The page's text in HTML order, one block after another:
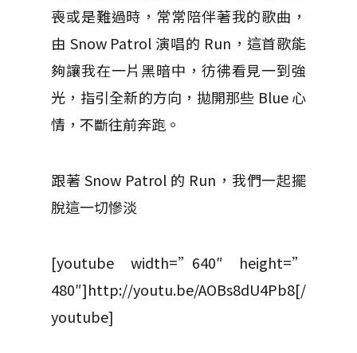
喪或是難過時，常常陪伴著我的歌曲，
由 Snow Patrol 演唱的 Run，這首歌能
夠讓我在一片黑暗中，彷彿看見一到強
光，指引全新的方向，拋開那些 Blue 心
情，不斷往前奔跑。
跟著 Snow Patrol 的 Run，我們一起擺
脫這一切慘淡
[youtube width=”640″ height=”
480″]http://youtu.be/AOBs8dU4Pb8[/
youtube]